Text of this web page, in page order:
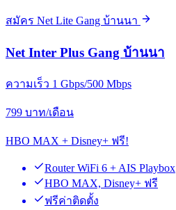
สมัคร Net Lite Gang บ้านนา
Net Inter Plus Gang บ้านนา
ความเร็ว 1 Gbps/500 Mbps
799 บาท/เดือน
HBO MAX + Disney+ ฟรี!
Router WiFi 6 + AIS Playbox
HBO MAX, Disney+ ฟรี
ฟรีค่าติดตั้ง